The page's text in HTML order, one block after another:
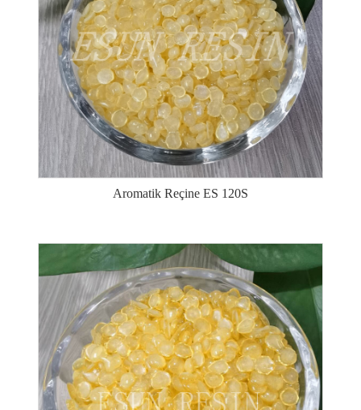
Aromatik Reçine ES 120S